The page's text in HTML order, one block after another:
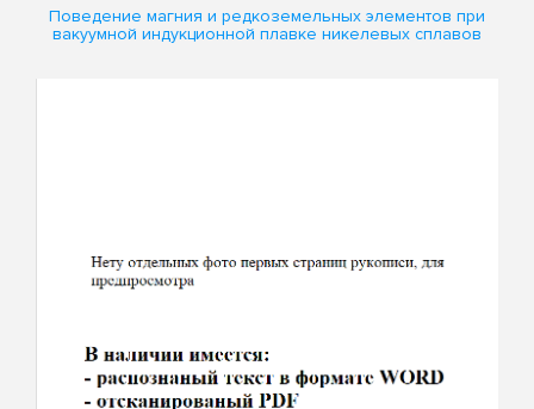
Поведение магния и редкоземельных элементов при
вакуумной индукционной плавке никелевых сплавов